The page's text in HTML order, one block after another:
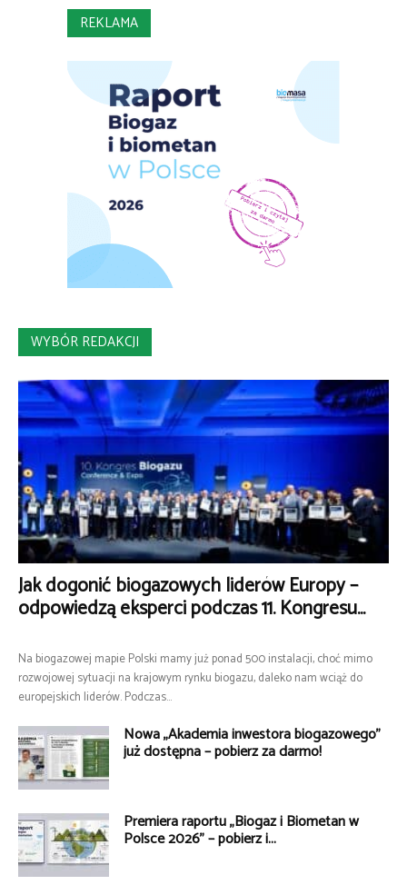
REKLAMA
WYBÓR REDAKCJI
Jak dogonić biogazowych liderów Europy –
odpowiedzą eksperci podczas 11. Kongresu...
Na biogazowej mapie Polski mamy już ponad 500 instalacji, choć mimo
rozwojowej sytuacji na krajowym rynku biogazu, daleko nam wciąż do
europejskich liderów. Podczas...
Nowa „Akademia inwestora biogazowego”
już dostępna – pobierz za darmo!
Premiera raportu „Biogaz i Biometan w
Polsce 2026” – pobierz i...